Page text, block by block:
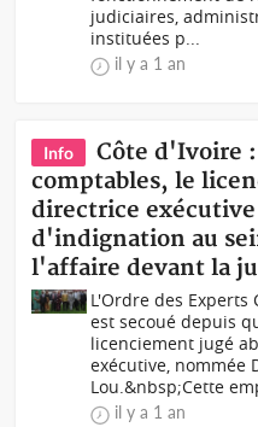
judiciaires,
instituées p...
il y a 1 an
Info
Côte d'Ivoire
comptables, le
directrice
d'indignation au
l'affaire devant la
L'Ordre des Experts
est secoué depuis
licenciement jugé
exécutive, nommée
Lou.&nbsp;Cette
il y a 1 an